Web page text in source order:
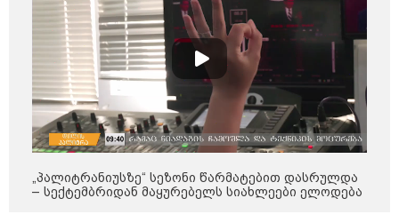
"- გათა***ბულო, წადი და დაწერე
განცხადება თუ დანაშაულს
ჩავდივარ...- მემუქრები?" -
სოციალურ ქსელში სკანდალური
კადრები ვრცელდება
„პალიტრანიუსზე“ სეზონი წარმატებით დასრულდა
– სექტემბრიდან მაყურებელს სიახლეები ელოდება